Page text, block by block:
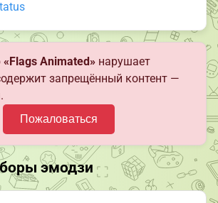
«Flags Animated» нарушает
запрещённый контент —
Пожаловаться
эмодзи